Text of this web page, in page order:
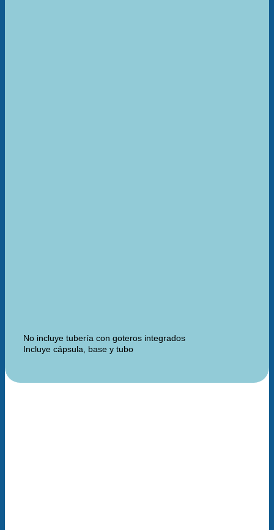
No incluye tubería con goteros integrados
Incluye cápsula, base y tubo